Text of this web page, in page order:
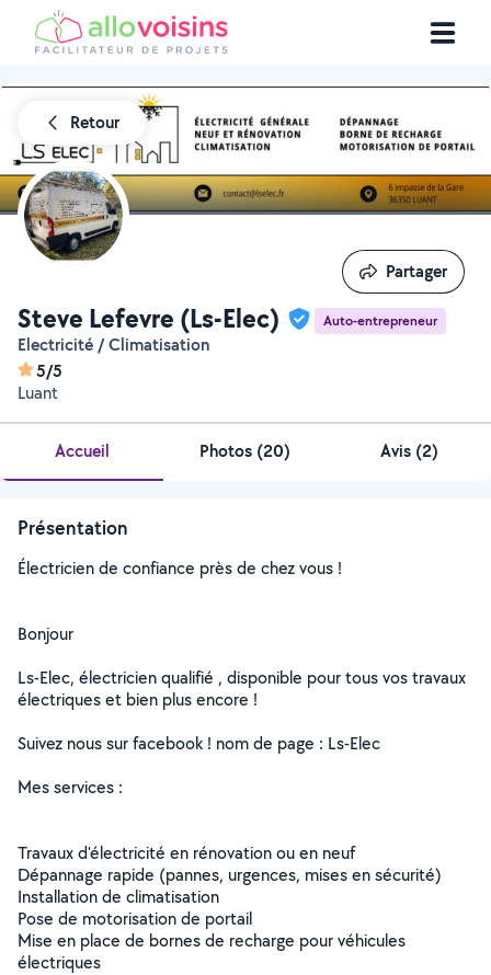
Retour
Steve Lefevre (Ls-Elec) Auto-entrepreneur
Electricité / Climatisation
5/5
Luant
Partager
Partager
Accueil Photos (20) Avis (2)
Présentation
Électricien de confiance près de chez vous !
Bonjour
Ls-Elec, électricien qualifié , disponible pour tous vos travaux
électriques et bien plus encore !
Suivez nous sur facebook ! nom de page : Ls-Elec
Mes services :
Travaux d'électricité en rénovation ou en neuf
Dépannage rapide (pannes, urgences, mises en sécurité)
Installation de climatisation
Pose de motorisation de portail
Mise en place de bornes de recharge pour véhicules
électriques